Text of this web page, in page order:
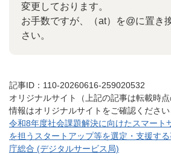
変更しております。
お手数ですが、（at）を@に置き
さい。
記事ID：110-20260616-259020532
オリジナルサイト（上記の記事は転載時
情報はオリジナルサイトをご確認ください
令和8年度社会課題解決に向けたスマー
を担うスタートアップ等を選定・支援す
庁総合 (デジタルサービス局)